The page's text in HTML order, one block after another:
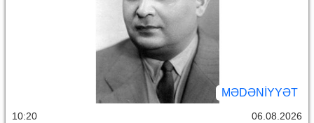
MƏDƏNIYYƏT
10:20 06.08.2026